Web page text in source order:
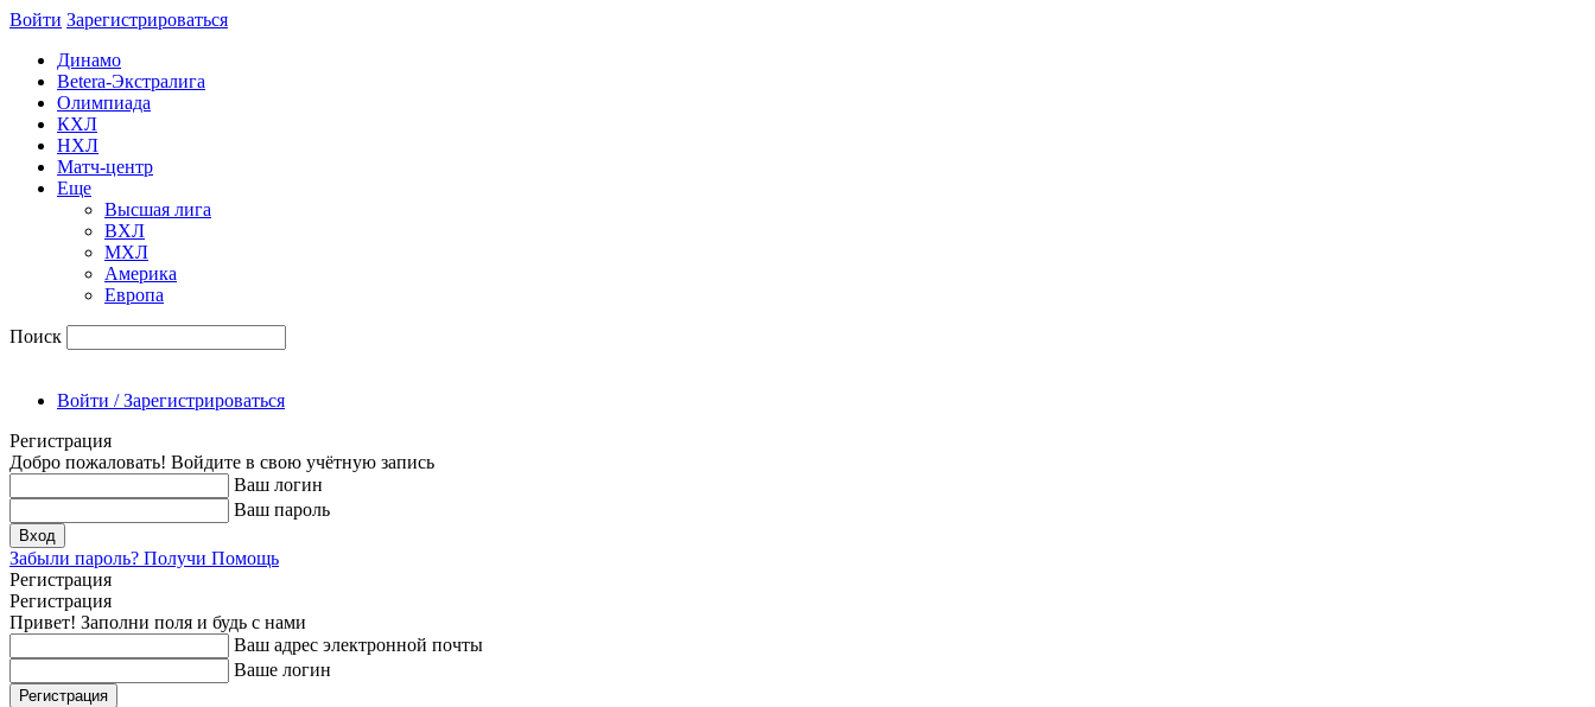
Войти Зарегиcтрироваться
Динамо
Betera-Экстралига
Олимпиада
КХЛ
НХЛ
Матч-центр
Еще
Высшая лига
ВХЛ
МХЛ
Америка
Европа
Поиск
Войти / Зарегистрироваться
Регистрация
Добро пожаловать! Войдите в свою учётную запись
Ваш логин
Ваш пароль
Забыли пароль? Получи Помощь
Регистрация
Регистрация
Привет! Заполни поля и будь с нами
Ваш адрес электронной почты
Ваше логин